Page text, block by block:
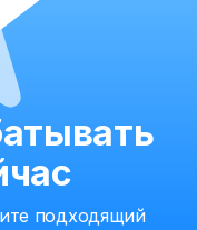
подходящий